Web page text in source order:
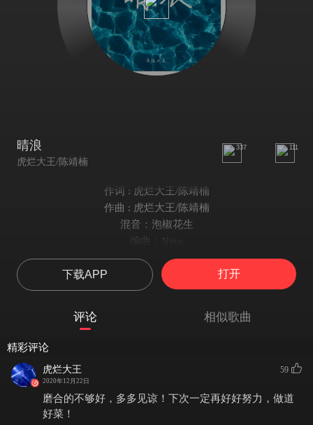
晴浪
虎烂大王/陈靖楠
337 111
作词 : 虎烂大王/陈靖楠
作曲 : 虎烂大王/陈靖楠
混音：泡椒花生
编曲：Nino
肥宅楠楠：
bro
别在意人生道路上的意外
将你的悲伤打包再装袋
大风大浪 我陪在你身边
下载APP 打开
评论 相似歌曲
精彩评论
虎烂大王
2020年12月22日
59
磨合的不够好，多多见谅！下次一定再好好努力，做道
好菜！